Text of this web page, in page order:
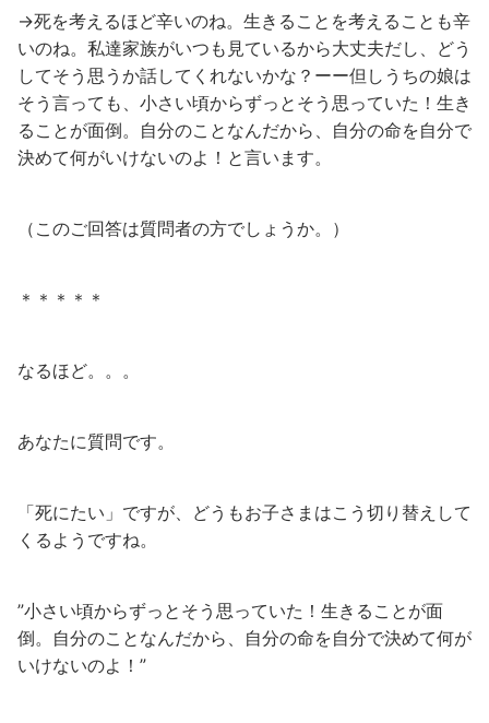
→死を考えるほど辛いのね。生きることを考えることも辛
いのね。私達家族がいつも見ているから大丈夫だし、どう
してそう思うか話してくれないかな？ーー但しうちの娘は
そう言っても、小さい頃からずっとそう思っていた！生き
ることが面倒。自分のことなんだから、自分の命を自分で
決めて何がいけないのよ！と言います。
（このご回答は質問者の方でしょうか。）
＊＊＊＊＊
なるほど。。。
あなたに質問です。
「死にたい」ですが、どうもお子さまはこう切り替えして
くるようですね。
”小さい頃からずっとそう思っていた！生きることが面
倒。自分のことなんだから、自分の命を自分で決めて何が
いけないのよ！”